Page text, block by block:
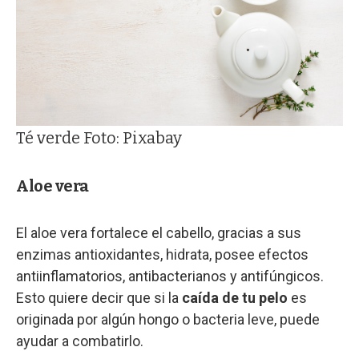
Té verde Foto: Pixabay
Aloe vera
El aloe vera fortalece el cabello, gracias a sus
enzimas antioxidantes, hidrata, posee efectos
antiinflamatorios, antibacterianos y antifúngicos.
Esto quiere decir que si la caída de tu pelo es
originada por algún hongo o bacteria leve, puede
ayudar a combatirlo.